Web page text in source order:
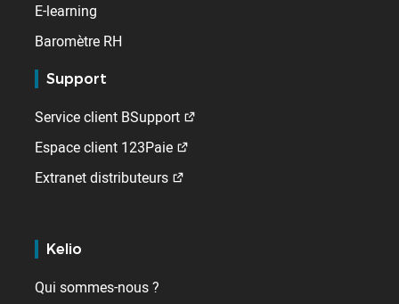
E-learning
Baromètre RH
Support
Service client BSupport
Espace client 123Paie
Extranet distributeurs
Kelio
Qui sommes-nous ?